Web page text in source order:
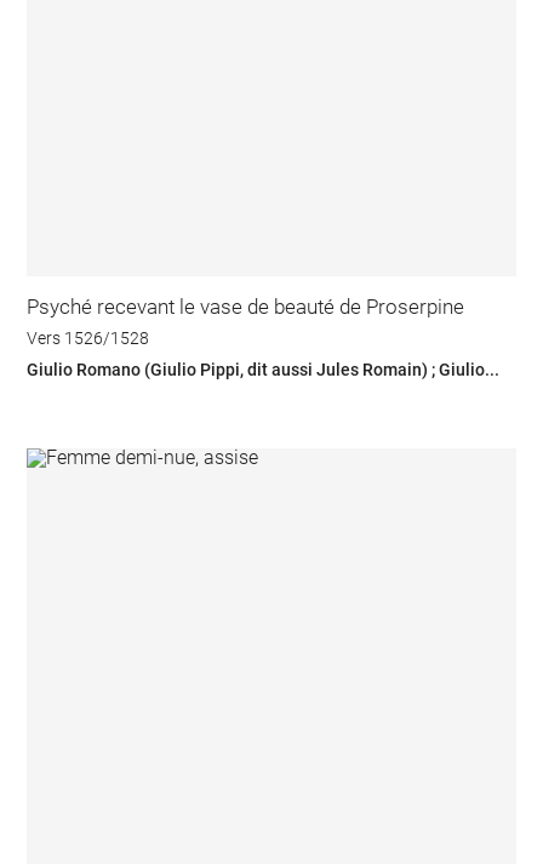
Psyché recevant le vase de beauté de Proserpine
Vers 1526/1528
Giulio Romano (Giulio Pippi, dit aussi Jules Romain) ; Giulio...